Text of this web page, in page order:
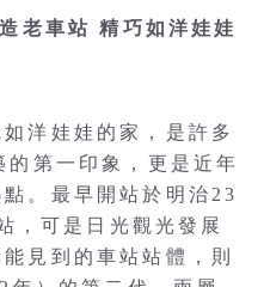
老車站 精巧如洋娃娃
洋娃娃的家，是許多
第一印象，更是近年
。最早開站於明治23
，可是日光觀光發展
見到的車站站體，則